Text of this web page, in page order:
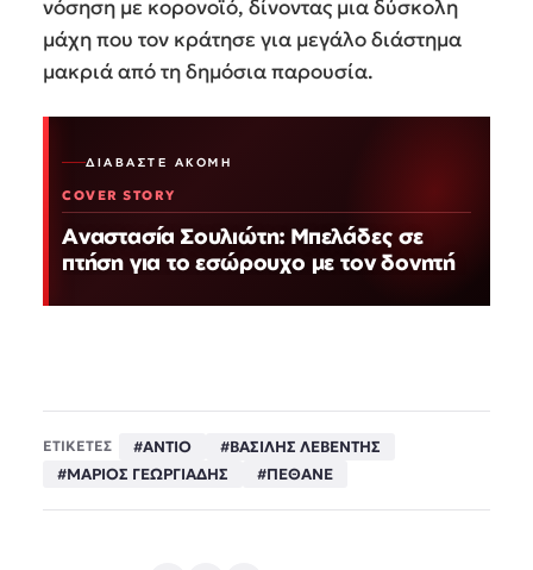
νόσηση με κορονοϊό, δίνοντας μια δύσκολη
μάχη που τον κράτησε για μεγάλο διάστημα
μακριά από τη δημόσια παρουσία.
ΔΙΑΒΆΣΤΕ ΑΚΌΜΗ
COVER STORY
Αναστασία Σουλιώτη: Μπελάδες σε
πτήση για το εσώρουχο με τον δονητή
ΕΤΙΚΕΤΕΣ #ΑΝΤΙΟ
#ΒΑΣΙΛΗΣ ΛΕΒΕΝΤΗΣ
#ΜΑΡΙΟΣ ΓΕΩΡΓΙΑΔΗΣ
#ΠΕΘΑΝΕ